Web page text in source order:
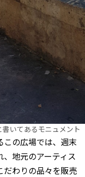
いてあるモニュメント
この広場では、週末
地元のアーティス
だわりの品々を販売